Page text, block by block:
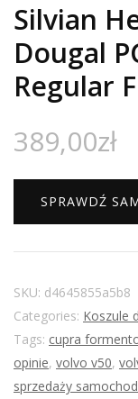
Silvian
Dougal
Regular
389,00zł
SPRAWDŹ
SKU: d4645855a5b8
Categories: Koszule
Tags: cupra
opinie, volvo v50,
sprzedaży